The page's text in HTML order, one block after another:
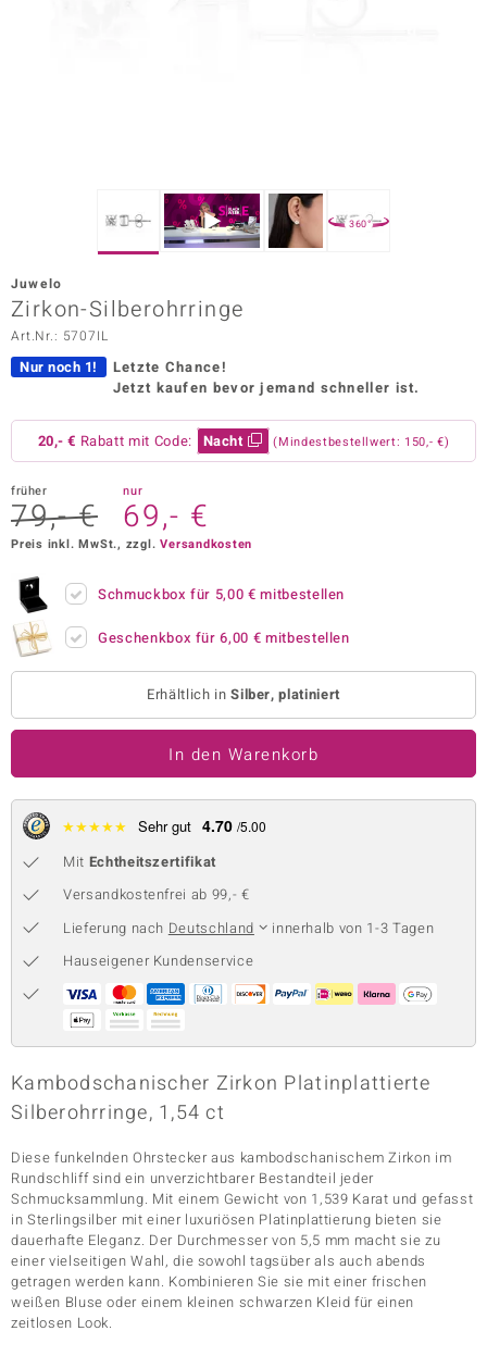
Vogue
Paraíso
Collection
Collection
Classics
360°
Juwelo
Zirkon-Silberohrringe
Art.Nr.: 5707IL
Nur noch 1!
Letzte Chance!
Jetzt kaufen bevor jemand schneller ist.
20,- € Rabatt mit Code: Nacht (Mindestbestellwert: 150,- €)
früher
79,- €
nur
69,- €
Preis inkl. MwSt., zzgl.Versandkosten
Schmuckbox für 5,00 € mitbestellen
Geschenkbox für6,00 € mitbestellen
Erhältlich inSilber, platiniert
In den Warenkorb
★★★★★ Sehr gut 4.70 /5.00
Mit Echtheitszertifikat
Versandkostenfrei ab 99,- €
Lieferung nach Deutschland
innerhalb von 1-3 Tagen
Hauseigener Kundenservice
Kambodschanischer Zirkon Platinplattierte
Silberohrringe, 1,54 ct
Diese funkelnden Ohrstecker aus kambodschanischem Zirkon im
Rundschliff sind ein unverzichtbarer Bestandteil jeder
Schmucksammlung. Mit einem Gewicht von 1,539 Karat und gefasst
in Sterlingsilber mit einer luxuriösen Platinplattierung bieten sie
dauerhafte Eleganz. Der Durchmesser von 5,5 mm macht sie zu
einer vielseitigen Wahl, die sowohl tagsüber als auch abends
getragen werden kann. Kombinieren Sie sie mit einer frischen
weißen Bluse oder einem kleinen schwarzen Kleid für einen
zeitlosen Look.